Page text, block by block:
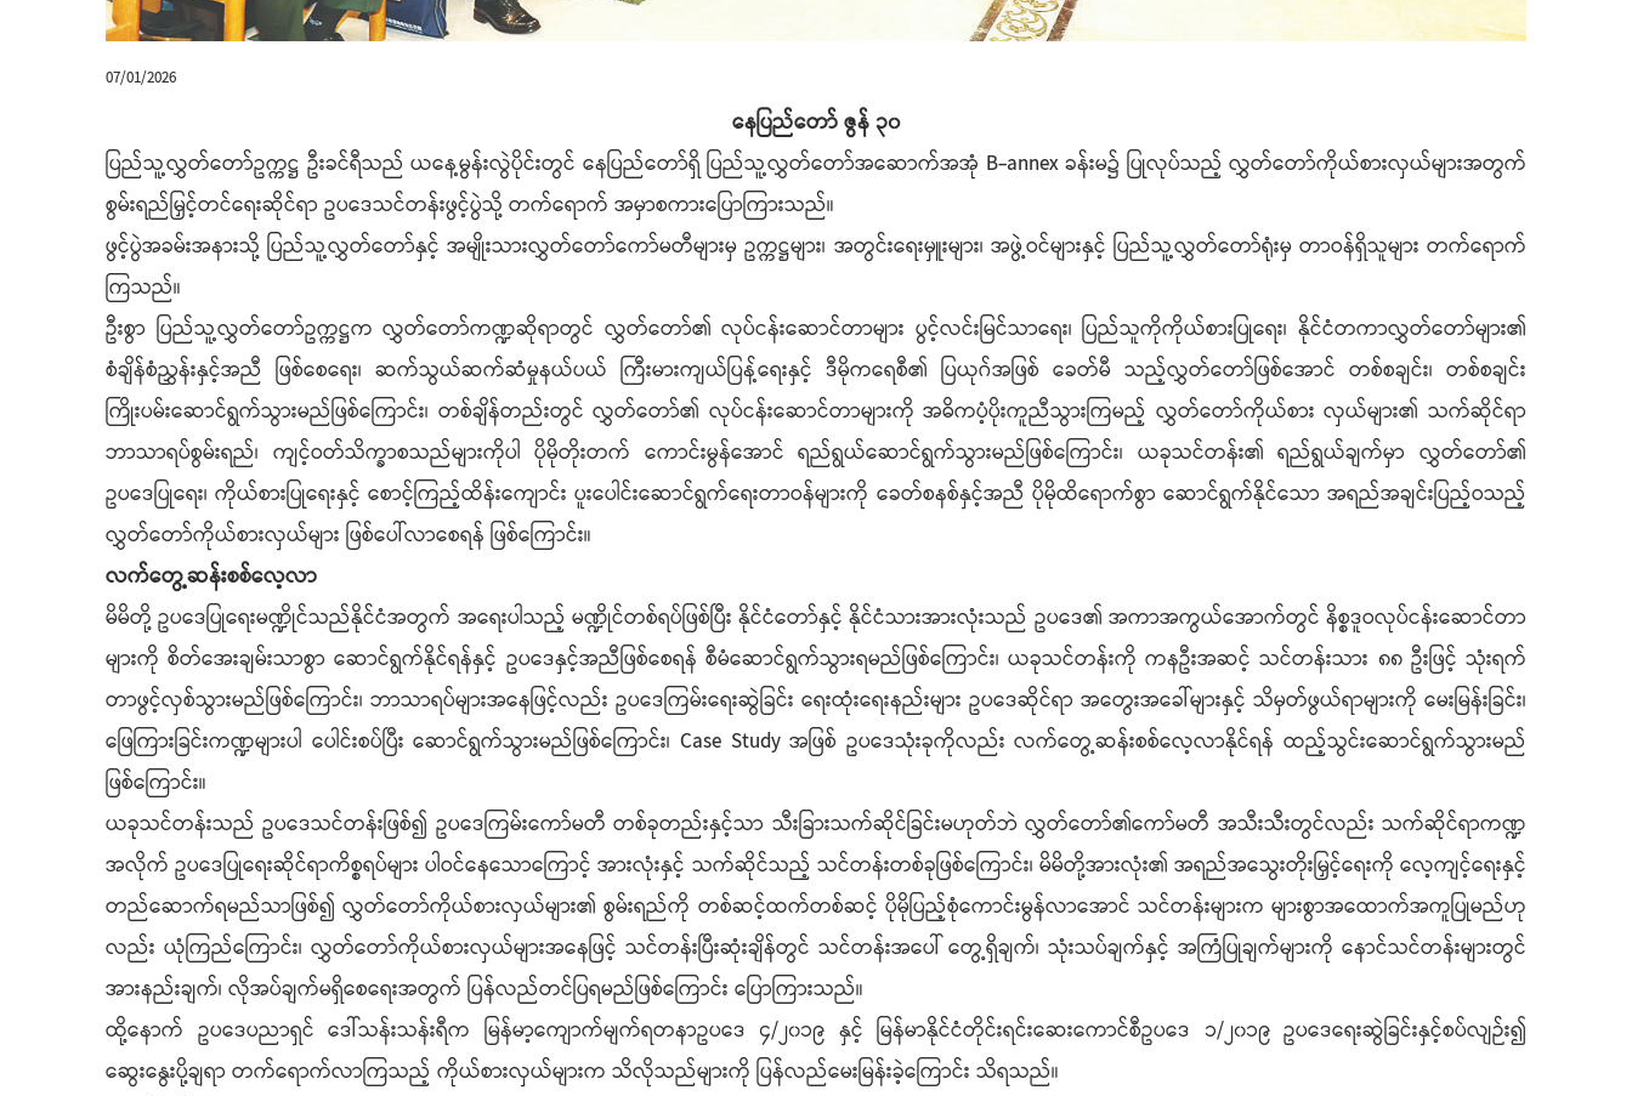
07/01/2026
နေပြည်တော် ဇွန် ၃၀
ပြည်သူ့လွှတ်တော်ဥက္ကဋ္ဌ ဦးခင်ရီသည် ယနေ့မွန်းလွဲပိုင်းတွင် နေပြည်တော်ရှိ ပြည်သူ့လွှတ်တော်အဆောက်အအုံ B-annex ခန်းမ၌ ပြုလုပ်သည့် လွှတ်တော်ကိုယ်စားလှယ်များအတွက်
စွမ်းရည်မြှင့်တင်ရေးဆိုင်ရာ ဥပဒေသင်တန်းဖွင့်ပွဲသို့ တက်ရောက် အမှာစကားပြောကြားသည်။
ဖွင့်ပွဲအခမ်းအနားသို့ ပြည်သူ့လွှတ်တော်နှင့် အမျိုးသားလွှတ်တော်ကော်မတီများမှ ဥက္ကဋ္ဌများ၊ အတွင်းရေးမှူးများ၊ အဖွဲ့ဝင်များနှင့် ပြည်သူ့လွှတ်တော်ရုံးမှ တာဝန်ရှိသူများ တက်ရောက်
ကြသည်။
ဦးစွာ ပြည်သူ့လွှတ်တော်ဥက္ကဋ္ဌက လွှတ်တော်ကဏ္ဍဆိုရာတွင် လွှတ်တော်၏ လုပ်ငန်းဆောင်တာများ ပွင့်လင်းမြင်သာရေး၊ ပြည်သူကိုကိုယ်စားပြုရေး၊ နိုင်ငံတကာလွှတ်တော်များ၏
စံချိန်စံညွှန်းနှင့်အညီ ဖြစ်စေရေး၊ ဆက်သွယ်ဆက်ဆံမှုနယ်ပယ် ကြီးမားကျယ်ပြန့်ရေးနှင့် ဒီမိုကရေစီ၏ ပြယုဂ်အဖြစ် ခေတ်မီ သည့်လွှတ်တော်ဖြစ်အောင် တစ်စချင်း၊ တစ်စချင်း
ကြိုးပမ်းဆောင်ရွက်သွားမည်ဖြစ်ကြောင်း၊ တစ်ချိန်တည်းတွင် လွှတ်တော်၏ လုပ်ငန်းဆောင်တာများကို အဓိကပံ့ပိုးကူညီသွားကြမည့် လွှတ်တော်ကိုယ်စား လှယ်များ၏ သက်ဆိုင်ရာ
ဘာသာရပ်စွမ်းရည်၊ ကျင့်ဝတ်သိက္ခာစသည်များကိုပါ ပိုမိုတိုးတက် ကောင်းမွန်အောင် ရည်ရွယ်ဆောင်ရွက်သွားမည်ဖြစ်ကြောင်း၊ ယခုသင်တန်း၏ ရည်ရွယ်ချက်မှာ လွှတ်တော်၏
ဥပဒေပြုရေး၊ ကိုယ်စားပြုရေးနှင့် စောင့်ကြည့်ထိန်းကျောင်း ပူးပေါင်းဆောင်ရွက်ရေးတာဝန်များကို ခေတ်စနစ်နှင့်အညီ ပိုမိုထိရောက်စွာ ဆောင်ရွက်နိုင်သော အရည်အချင်းပြည့်ဝသည့်
လွှတ်တော်ကိုယ်စားလှယ်များ ဖြစ်ပေါ်လာစေရန် ဖြစ်ကြောင်း။
လက်တွေ့ဆန်းစစ်လေ့လာ
မိမိတို့ ဥပဒေပြုရေးမဏ္ဍိုင်သည်နိုင်ငံအတွက် အရေးပါသည့် မဏ္ဍိုင်တစ်ရပ်ဖြစ်ပြီး နိုင်ငံတော်နှင့် နိုင်ငံသားအားလုံးသည် ဥပဒေ၏ အကာအကွယ်အောက်တွင် နိစ္စဒူဝလုပ်ငန်းဆောင်တာ
များကို စိတ်အေးချမ်းသာစွာ ဆောင်ရွက်နိုင်ရန်နှင့် ဥပဒေနှင့်အညီဖြစ်စေရန် စီမံဆောင်ရွက်သွားရမည်ဖြစ်ကြောင်း၊ ယခုသင်တန်းကို ကနဦးအဆင့် သင်တန်းသား ၈၈ ဦးဖြင့် သုံးရက်
တာဖွင့်လှစ်သွားမည်ဖြစ်ကြောင်း၊ ဘာသာရပ်များအနေဖြင့်လည်း ဥပဒေကြမ်းရေးဆွဲခြင်း ရေးထုံးရေးနည်းများ ဥပဒေဆိုင်ရာ အတွေးအခေါ်များနှင့် သိမှတ်ဖွယ်ရာများကို မေးမြန်းခြင်း၊
ဖြေကြားခြင်းကဏ္ဍများပါ ပေါင်းစပ်ပြီး ဆောင်ရွက်သွားမည်ဖြစ်ကြောင်း၊ Case Study အဖြစ် ဥပဒေသုံးခုကိုလည်း လက်တွေ့ဆန်းစစ်လေ့လာနိုင်ရန် ထည့်သွင်းဆောင်ရွက်သွားမည်
ဖြစ်ကြောင်း။
ယခုသင်တန်းသည် ဥပဒေသင်တန်းဖြစ်၍ ဥပဒေကြမ်းကော်မတီ တစ်ခုတည်းနှင့်သာ သီးခြားသက်ဆိုင်ခြင်းမဟုတ်ဘဲ လွှတ်တော်၏ကော်မတီ အသီးသီးတွင်လည်း သက်ဆိုင်ရာကဏ္ဍ
အလိုက် ဥပဒေပြုရေးဆိုင်ရာကိစ္စရပ်များ ပါဝင်နေသောကြောင့် အားလုံးနှင့် သက်ဆိုင်သည့် သင်တန်းတစ်ခုဖြစ်ကြောင်း၊ မိမိတို့အားလုံး၏ အရည်အသွေးတိုးမြှင့်ရေးကို လေ့ကျင့်ရေးနှင့်
တည်ဆောက်ရမည်သာဖြစ်၍ လွှတ်တော်ကိုယ်စားလှယ်များ၏ စွမ်းရည်ကို တစ်ဆင့်ထက်တစ်ဆင့် ပိုမိုပြည့်စုံကောင်းမွန်လာအောင် သင်တန်းများက များစွာအထောက်အကူပြုမည်ဟု
လည်း ယုံကြည်ကြောင်း၊ လွှတ်တော်ကိုယ်စားလှယ်များအနေဖြင့် သင်တန်းပြီးဆုံးချိန်တွင် သင်တန်းအပေါ် တွေ့ရှိချက်၊ သုံးသပ်ချက်နှင့် အကြံပြုချက်များကို နောင်သင်တန်းများတွင်
အားနည်းချက်၊ လိုအပ်ချက်မရှိစေရေးအတွက် ပြန်လည်တင်ပြရမည်ဖြစ်ကြောင်း ပြောကြားသည်။
ထို့နောက် ဥပဒေပညာရှင် ဒေါ်သန်းသန်းရီက မြန်မာ့ကျောက်မျက်ရတနာဥပဒေ ၄/၂၀၁၉ နှင့် မြန်မာနိုင်ငံတိုင်းရင်းဆေးကောင်စီဥပဒေ ၁/၂၀၁၉ ဥပဒေရေးဆွဲခြင်းနှင့်စပ်လျဉ်း၍
ဆွေးနွေးပို့ချရာ တက်ရောက်လာကြသည့် ကိုယ်စားလှယ်များက သိလိုသည်များကို ပြန်လည်မေးမြန်းခဲ့ကြောင်း သိရသည်။